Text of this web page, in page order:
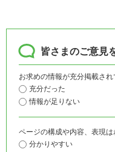
皆さまのご意見
お求めの情報が充分掲載さ
充分だった
情報が足りない
ページの構成や内容、表現
分かりやすい